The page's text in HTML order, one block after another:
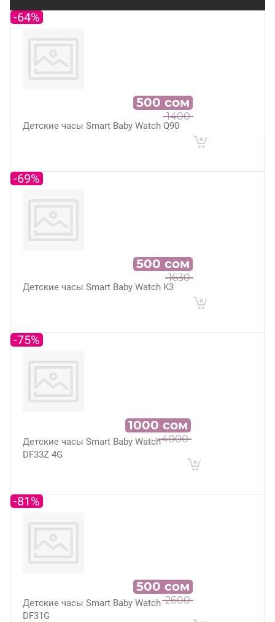
Детские часы Smart Baby Watch Q90
-64%
1400
500 сом
Детские часы Smart Baby Watch K3
-69%
1630
500 сом
Детские часы Smart Baby Watch
DF33Z 4G
-75%
4000
1000 сом
Детские часы Smart Baby Watch
DF31G
-81%
2600
500 сом